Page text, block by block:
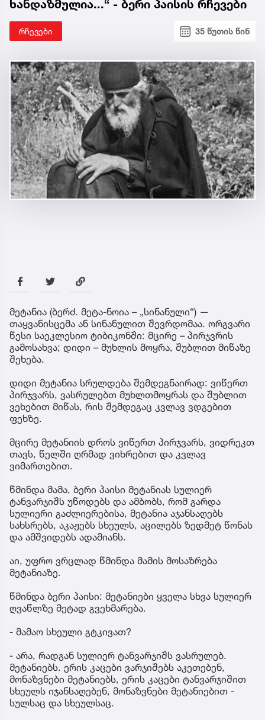
ხანდაზმულია...“ - ბერი პაისის რჩევები
რჩევები 35 წუთის წინ
მეტანია (ბერძ. მეტა-ნოია – „სინანული“) —
თაყვანისცემა ან სინანულით შევრდომაა. ორგვარი
წესი საეკლესიო ტიბიკონში: მცირე – პირჯვრის
გამოსახვა; დიდი – მუხლის მოყრა, შუბლით მიწაზე
შეხება.
დიდი მეტანია სრულდება შემდეგნაირად: ვიწერთ
პირჯვარს, ვასრულებთ მუხლთმოყრას და შუბლით
ვეხებით მიწას, რის შემდეგაც კვლავ ვდგებით
ფეხზე.
მცირე მეტანიის დროს ვიწერთ პირჯვარს, ვიდრეკთ
თავს, წელში ღრმად ვიხრებით და კვლავ
ვიმართებით.
წმინდა მამა, ბერი პაისი მეტანიას სულიერ
ტანვარჯიშს უწოდებს და ამბობს, რომ გარდა
სულიერი გაძლიერებისა, მეტანია აჯანსაღებს
სახსრებს, აკაჟებს სხეულს, აცილებს ზედმეტ წონას
და ამშვიდებს ადამიანს.
აი, უფრო ვრცლად წმინდა მამის მოსაზრება
მეტანიაზე.
წმინდა ბერი პაისი: მეტანიები ყველა სხვა სულიერ
ღვაწლზე მეტად გვეხმარება.
- მამაო სხეული გტკივათ?
- არა, რადგან სულიერ ტანვარჯიშს ვასრულებ.
მეტანიებს. ერის კაცები ვარჯიშებს აკეთებენ,
მონაზვნები მეტანიებს, ერის კაცები ტანვარჯიშით
სხეულს იჯანსაღებენ, მონაზვნები მეტანიებით -
სულსაც და სხეულსაც.